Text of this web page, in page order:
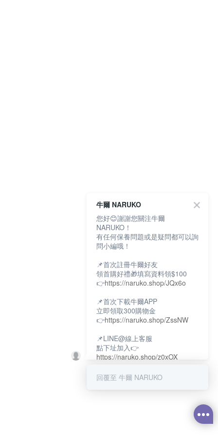
牛爾 NARUKO
您好😊謝謝您關注牛爾
NARUKO！
有任何保養問題或是疑問都可以詢
問小編哦！
📌首次註冊牛爾好友
領首購好禮🎁填寫資料領$100
👉https://naruko.shop/JQx6o
📌首次下載牛爾APP
立即領取300購物金
👉https://naruko.shop/ZssNW
📌LINE@線上客服
點下址加入👉
https://naruko.shop/z0xOX
📌電話客服：02-26581707
回覆至 牛爾 NARUKO